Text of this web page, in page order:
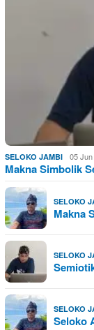
SELOKO JAMBI 05
Makna Simbolik
SELOKO
Makna
SELOKO
SELOKO
Seloko